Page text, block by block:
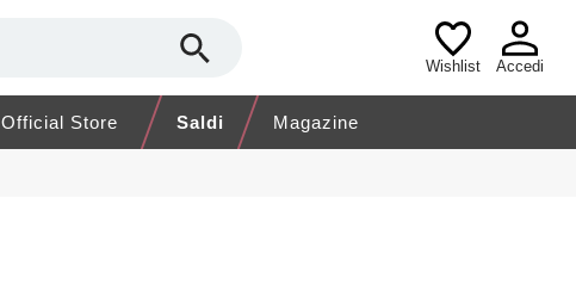
Wishlist Accedi
Official Store Saldi Magazine